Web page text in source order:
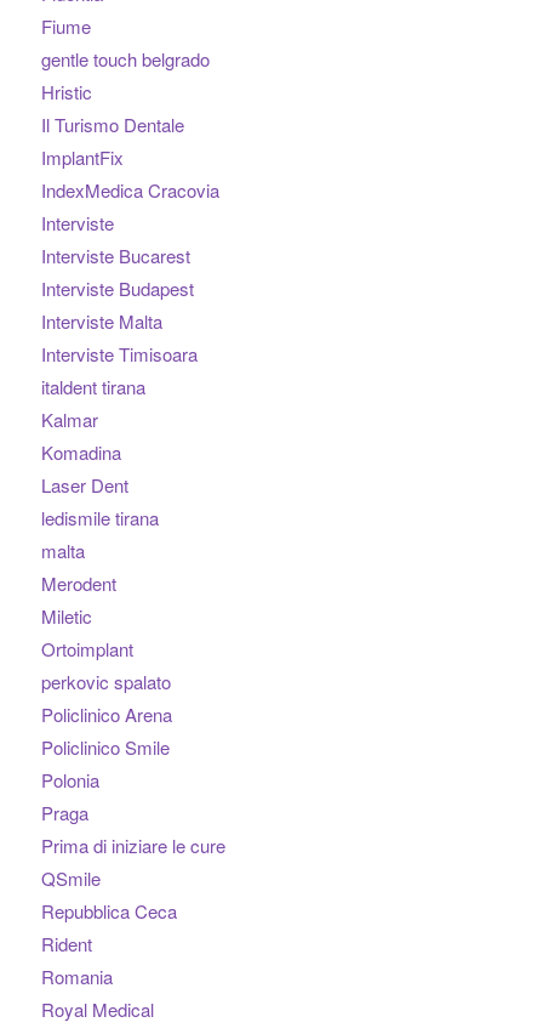
Fiume
gentle touch belgrado
Hristic
Il Turismo Dentale
ImplantFix
IndexMedica Cracovia
Interviste
Interviste Bucarest
Interviste Budapest
Interviste Malta
Interviste Timisoara
italdent tirana
Kalmar
Komadina
Laser Dent
ledismile tirana
malta
Merodent
Miletic
Ortoimplant
perkovic spalato
Policlinico Arena
Policlinico Smile
Polonia
Praga
Prima di iniziare le cure
QSmile
Repubblica Ceca
Rident
Romania
Royal Medical